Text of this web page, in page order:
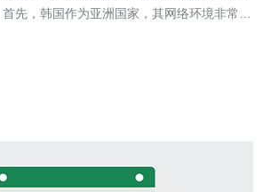
先，韩国作为亚洲国家，其网络环境非常发
设施和技术支持。因此，选择韩国节点的